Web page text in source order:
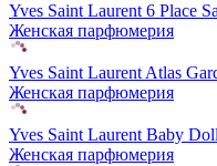
Yves Saint Laurent 6 Place
Женская парфюмерия
Yves Saint Laurent Atlas
Женская парфюмерия
Yves Saint Laurent Baby Doll
Женская парфюмерия